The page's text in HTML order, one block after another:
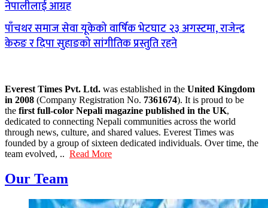
नेपालीलाई आग्रह
पाँचथर समाज सेवा यूकेको वार्षिक भेटघाट २३ अगस्टमा, राजेन्द्र
केरुङ र दिपा सुहाङको सांगीतिक प्रस्तुति रहने
Everest Times Pvt. Ltd. was established in the United Kingdom
in 2008 (Company Registration No. 7361674). It is proud to be
the first full-color Nepali magazine published in the UK,
dedicated to connecting Nepali communities across the world
through news, culture, and shared values. Everest Times was
founded by a group of sixteen dedicated individuals. Over time, the
team evolved, .. Read More
Our Team